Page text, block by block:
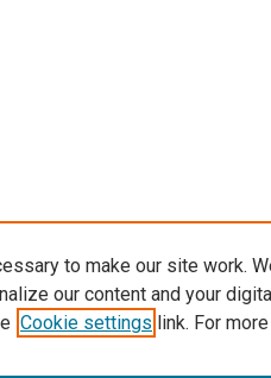
to make our site work.
our content and your
Cookie settings link. For